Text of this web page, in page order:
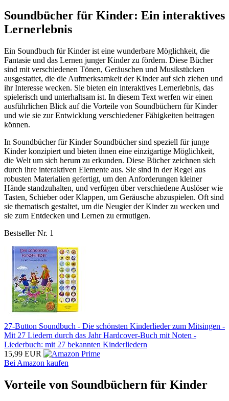
Soundbücher für Kinder: Ein interaktives
Lernerlebnis
Ein Soundbuch für Kinder ist eine wunderbare Möglichkeit, die
Fantasie und das Lernen junger Kinder zu fördern. Diese Bücher
sind mit verschiedenen Tönen, Geräuschen und Musikstücken
ausgestattet, die die Aufmerksamkeit der Kinder auf sich ziehen und
ihr Interesse wecken. Sie bieten ein interaktives Lernerlebnis, das
spielerisch und unterhaltsam ist. In diesem Text werfen wir einen
ausführlichen Blick auf die Vorteile von Soundbüchern für Kinder
und wie sie zur Entwicklung verschiedener Fähigkeiten beitragen
können.
In Soundbücher für Kinder Soundbücher sind speziell für junge
Kinder konzipiert und bieten ihnen eine einzigartige Möglichkeit,
die Welt um sich herum zu erkunden. Diese Bücher zeichnen sich
durch ihre interaktiven Elemente aus. Sie sind in der Regel aus
robusten Materialien gefertigt, um den Anforderungen kleiner
Hände standzuhalten, und verfügen über verschiedene Auslöser wie
Tasten, Schieber oder Klappen, um Geräusche abzuspielen. Oft sind
sie thematisch gestaltet, um die Neugier der Kinder zu wecken und
sie zum Entdecken und Lernen zu ermutigen.
Bestseller Nr. 1
27-Button Soundbuch - Die schönsten Kinderlieder zum Mitsingen -
Mit 27 Liedern durch das Jahr Hardcover-Buch mit Noten -
Liederbuch: mit 27 bekannten Kinderliedern
15,99 EUR
Bei Amazon kaufen
Vorteile von Soundbüchern für Kinder